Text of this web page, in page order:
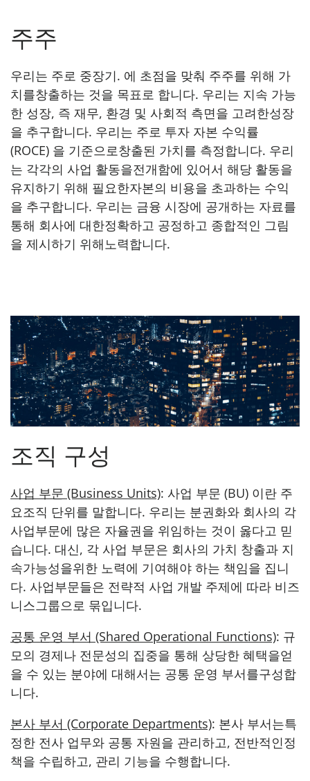
주주
우리는 주로 중장기. 에 초점을 맞춰 주주를 위해 가
치를창출하는 것을 목표로 합니다. 우리는 지속 가능
한 성장, 즉 재무, 환경 및 사회적 측면을 고려한성장
을 추구합니다. 우리는 주로 투자 자본 수익률
(ROCE) 을 기준으로창출된 가치를 측정합니다. 우리
는 각각의 사업 활동을전개함에 있어서 해당 활동을
유지하기 위해 필요한자본의 비용을 초과하는 수익
을 추구합니다. 우리는 금융 시장에 공개하는 자료를
통해 회사에 대한정확하고 공정하고 종합적인 그림
을 제시하기 위해노력합니다.
조직 구성
사업 부문 (Business Units): 사업 부문 (BU) 이란 주
요조직 단위를 말합니다. 우리는 분권화와 회사의 각
사업부문에 많은 자율권을 위임하는 것이 옳다고 믿
습니다. 대신, 각 사업 부문은 회사의 가치 창출과 지
속가능성을위한 노력에 기여해야 하는 책임을 집니
다. 사업부문들은 전략적 사업 개발 주제에 따라 비즈
니스그룹으로 묶입니다.
공통 운영 부서 (Shared Operational Functions): 규
모의 경제나 전문성의 집중을 통해 상당한 혜택을얻
을 수 있는 분야에 대해서는 공통 운영 부서를구성합
니다.
본사 부서 (Corporate Departments): 본사 부서는특
정한 전사 업무와 공통 자원을 관리하고, 전반적인정
책을 수립하고, 관리 기능을 수행합니다.